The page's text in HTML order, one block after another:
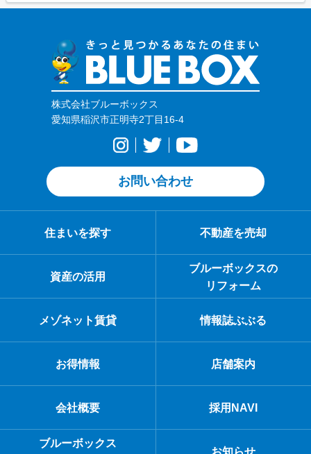
株式会社ブルーボックス
愛知県稲沢市正明寺2丁目16-4
お問い合わせ
住まいを探す 不動産を売却
資産の活用
ブルーボックスの
リフォーム
メゾネット賃貸 情報誌ぶぶる
お得情報 店舗案内
会社概要 採用NAVI
ブルーボックス
お知らせ